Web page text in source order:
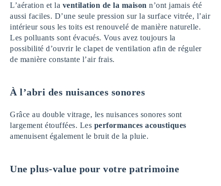
L’aération et la ventilation de la maison n’ont jamais été
aussi faciles. D’une seule pression sur la surface vitrée, l’air
intérieur sous les toits est renouvelé de manière naturelle.
Les polluants sont évacués. Vous avez toujours la
possibilité d’ouvrir le clapet de ventilation afin de réguler
de manière constante l’air frais.
À l’abri des nuisances sonores
Grâce au double vitrage, les nuisances sonores sont
largement étouffées. Les performances acoustiques
amenuisent également le bruit de la pluie.
Une plus-value pour votre patrimoine